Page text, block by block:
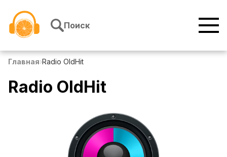
Поиск
Главная›Radio OldHit
Radio OldHit